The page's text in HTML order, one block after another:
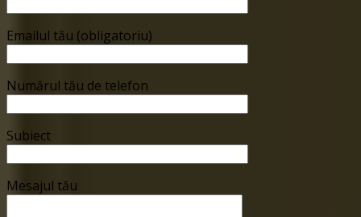
Emailul tău (obligatoriu)
Numărul tău de telefon
Subiect
Mesajul tău